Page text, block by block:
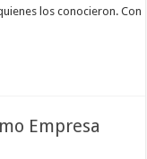
los conocieron. Con
Empresa